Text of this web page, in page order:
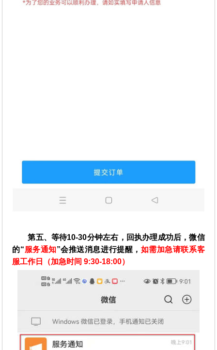
第五、等待10-30分钟左右，回执办理成功后，微信
的“服务通知”会推送消息进行提醒， 如需加急请联系客
服工作日（加急时间 9:30-18:00）